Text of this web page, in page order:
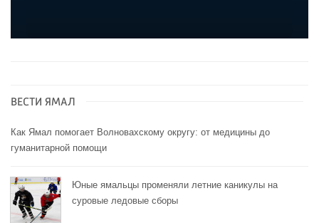
ВЕСТИ ЯМАЛ
Как Ямал помогает Волновахскому округу: от медицины до
гуманитарной помощи
Юные ямальцы променяли летние каникулы на
суровые ледовые сборы